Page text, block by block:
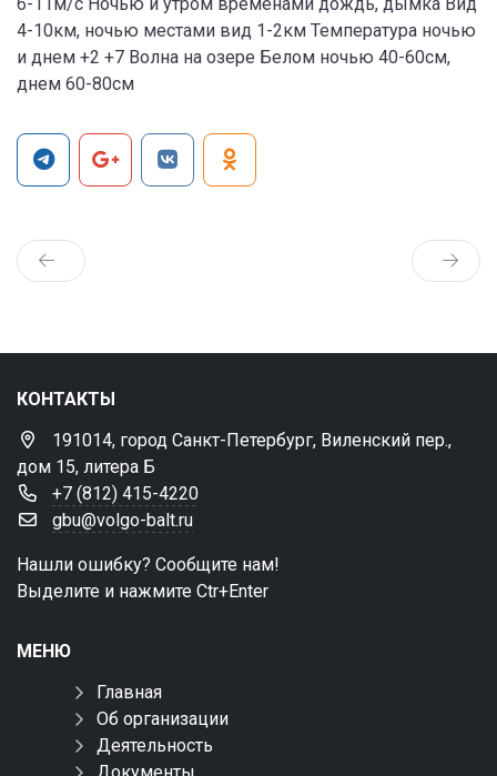
4-10км, ночью местами вид 1-2км Температура ночью
и днем +2 +7 Волна на озере Белом ночью 40-60см,
днем 60-80см
КОНТАКТЫ
191014, город Санкт-Петербург, Виленский пер.,
дом 15, литера Б
+7 (812) 415-4220
gbu@volgo-balt.ru
Нашли ошибку? Сообщите нам!
Выделите и нажмите Ctr+Enter
МЕНЮ
Главная
Об организации
Деятельность